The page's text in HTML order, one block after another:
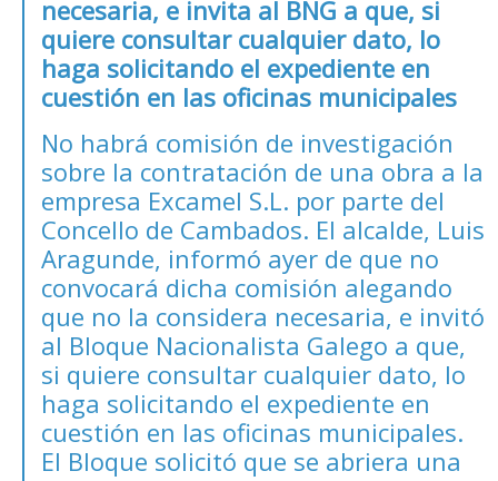
necesaria, e invita al BNG a que, si
quiere consultar cualquier dato, lo
haga solicitando el expediente en
cuestión en las oficinas municipales
No habrá comisión de investigación
sobre la contratación de una obra a la
empresa Excamel S.L. por parte del
Concello de Cambados. El alcalde, Luis
Aragunde, informó ayer de que no
convocará dicha comisión alegando
que no la considera necesaria, e invitó
al Bloque Nacionalista Galego a que,
si quiere consultar cualquier dato, lo
haga solicitando el expediente en
cuestión en las oficinas municipales.
El Bloque solicitó que se abriera una